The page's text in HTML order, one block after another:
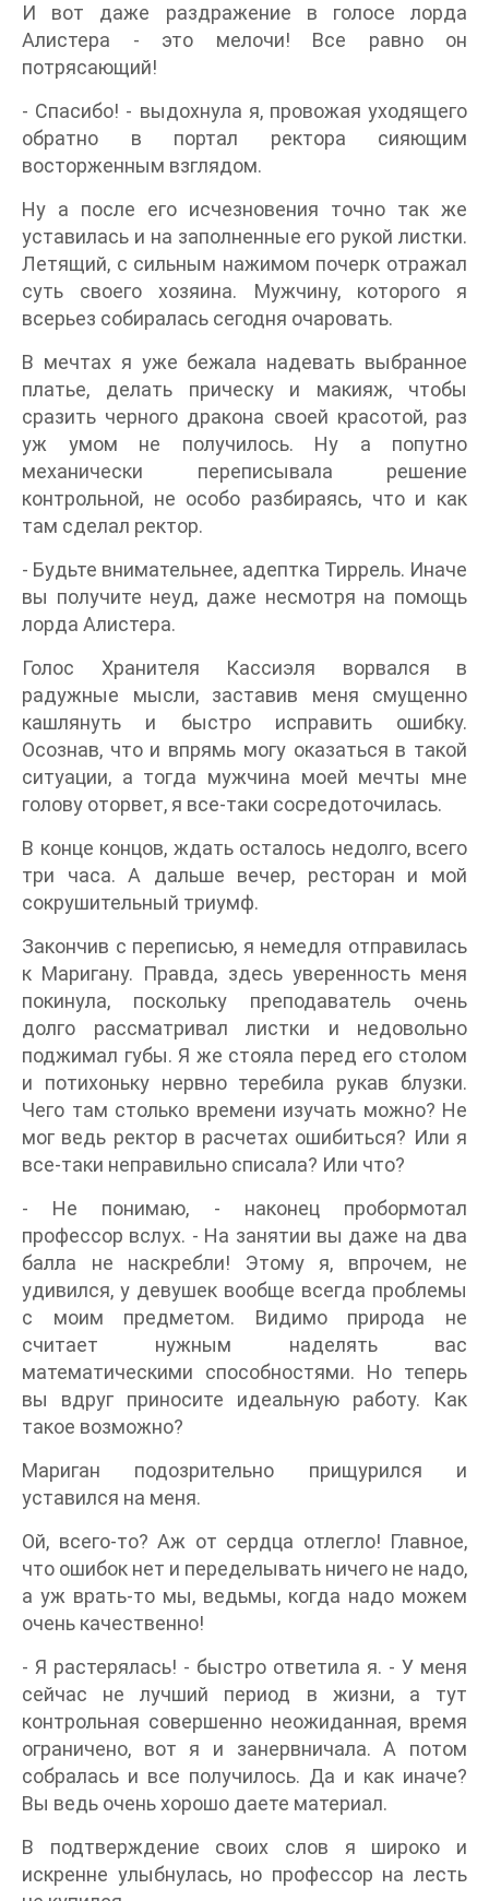
И вот даже раздражение в голосе лорда
Алистера - это мелочи! Все равно он
потрясающий!
- Спасибо! - выдохнула я, провожая уходящего
обратно в портал ректора сияющим
восторженным взглядом.
Ну а после его исчезновения точно так же
уставилась и на заполненные его рукой листки.
Летящий, с сильным нажимом почерк отражал
суть своего хозяина. Мужчину, которого я
всерьез собиралась сегодня очаровать.
В мечтах я уже бежала надевать выбранное
платье, делать прическу и макияж, чтобы
сразить черного дракона своей красотой, раз
уж умом не получилось. Ну а попутно
механически переписывала решение
контрольной, не особо разбираясь, что и как
там сделал ректор.
- Будьте внимательнее, адептка Тиррель. Иначе
вы получите неуд, даже несмотря на помощь
лорда Алистера.
Голос Хранителя Кассиэля ворвался в
радужные мысли, заставив меня смущенно
кашлянуть и быстро исправить ошибку.
Осознав, что и впрямь могу оказаться в такой
ситуации, а тогда мужчина моей мечты мне
голову оторвет, я все-таки сосредоточилась.
В конце концов, ждать осталось недолго, всего
три часа. А дальше вечер, ресторан и мой
сокрушительный триумф.
Закончив с переписью, я немедля отправилась
к Маригану. Правда, здесь уверенность меня
покинула, поскольку преподаватель очень
долго рассматривал листки и недовольно
поджимал губы. Я же стояла перед его столом
и потихоньку нервно теребила рукав блузки.
Чего там столько времени изучать можно? Не
мог ведь ректор в расчетах ошибиться? Или я
все-таки неправильно списала? Или что?
- Не понимаю, - наконец пробормотал
профессор вслух. - На занятии вы даже на два
балла не наскребли! Этому я, впрочем, не
удивился, у девушек вообще всегда проблемы
с моим предметом. Видимо природа не
считает нужным наделять вас
математическими способностями. Но теперь
вы вдруг приносите идеальную работу. Как
такое возможно?
Мариган подозрительно прищурился и
уставился на меня.
Ой, всего-то? Аж от сердца отлегло! Главное,
что ошибок нет и переделывать ничего не надо,
а уж врать-то мы, ведьмы, когда надо можем
очень качественно!
- Я растерялась! - быстро ответила я. - У меня
сейчас не лучший период в жизни, а тут
контрольная совершенно неожиданная, время
ограничено, вот я и занервничала. А потом
собралась и все получилось. Да и как иначе?
Вы ведь очень хорошо даете материал.
В подтверждение своих слов я широко и
искренне улыбнулась, но профессор на лесть